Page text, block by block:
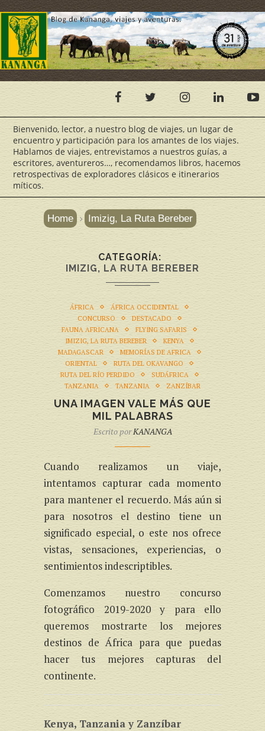
Bienvenido, lector, a nuestro blog de viajes, un lugar de
encuentro y participación para los amantes de los viajes.
Hablamos de viajes, entrevistamos a nuestros guías, a
escritores, aventureros…, recomendamos libros, hacemos
retrospectivas de exploradores clásicos e itinerarios
míticos.
Home Imizig, La Ruta Bereber
CATEGORÍA
IMIZIG, LA RUTA BEREBER
ÁFRICA
ÁFRICA OCCIDENTAL
CONCURSO
DESTACADO
FAUNA AFRICANA
FLYING SAFARIS
IMIZIG, LA RUTA BEREBER
KENYA
MADAGASCAR
MEMORÍAS DE AFRICA
ORIENTAL
RUTA DEL OKAVANGO
RUTA DEL RÍO PERDIDO
SUDÁFRICA
TANZANIA
TANZANIA ZANZÍBAR
UNA IMAGEN VALE MÁS QUE
MIL PALABRAS
Escrito porKANANGA
Cuando realizamos un viaje,
intentamos capturar cada momento
para mantener el recuerdo. Más aún si
para nosotros el destino tiene un
significado especial, o este nos ofrece
vistas, sensaciones, experiencias, o
sentimientos indescriptibles.
Comenzamos nuestro concurso
fotográfico 2019-2020 y para ello
queremos mostrarte los mejores
destinos de África para que puedas
hacer tus mejores capturas del
continente.
Kenya, Tanzania y Zanzíbar